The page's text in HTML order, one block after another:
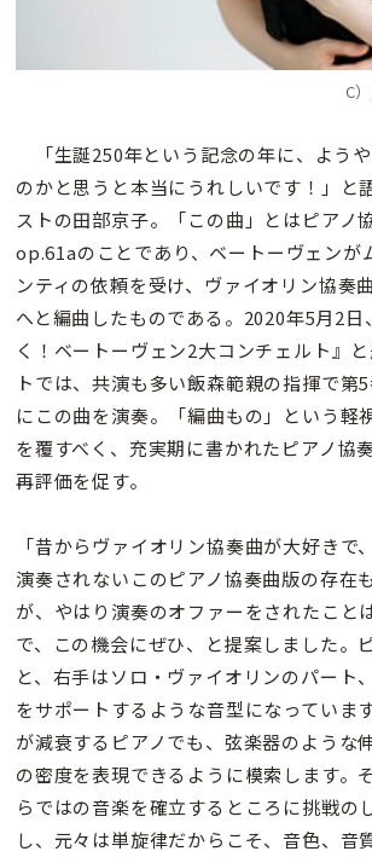
C
「生誕250年という記念の年に、よう
のかと思うと本当にうれしいです！」と
ストの田部京子。「この曲」とはピアノ
op.61aのことであり、ベートーヴェンが
ンティの依頼を受け、ヴァイオリン協奏
へと編曲したものである。2020年5月2日
く！ベートーヴェン2大コンチェルト』
トでは、共演も多い飯森範親の指揮で第
にこの曲を演奏。「編曲もの」という軽
を覆すべく、充実期に書かれたピアノ協
再評価を促す。
「昔からヴァイオリン協奏曲が大好きで
演奏されないこのピアノ協奏曲版の存在
が、やはり演奏のオファーをされたこと
で、この機会にぜひ、と提案しました。
と、右手はソロ・ヴァイオリンのパート
をサポートするような音型になっていま
が減衰するピアノでも、弦楽器のような
の密度を表現できるように模索します。
らではの音楽を確立するところに挑戦の
し、元々は単旋律だからこそ、音色、音